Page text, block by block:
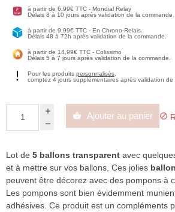
à partir de 6,99€ TTC - Mondial Relay
Délais 8 à 10 jours après validation de la commande.
à partir de 9,99€ TTC - En Chrono-Relais.
Délais 48 à 72h après validation de la commande.
à partir de 14,99€ TTC - Colissimo
Délais 5 à 7 jours après validation de la commande.
Pour les produits personnalisés
comptez 4 jours supplémentaires après validation de
 Ajouter au panier 
Lot de 5 ballons transparent avec
et à mettre sur vos ballons. Ces jolies
peuvent être décorez avec des pompons à
Les pompons sont bien évidemment
adhésives. Ce produit est un compléments